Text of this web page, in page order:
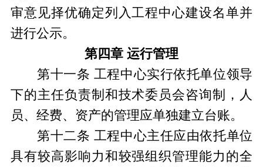
审意见择优确定列入工程中心建设名单并
进行公示。
第四章 运行管理
第十一条 工程中心实行依托单位领导
下的主任负责制和技术委员会咨询制，人
员、经费、资产的管理应单独建立台账。
第十二条 工程中心主任应由依托单位
具有较高影响力和较强组织管理能力的全